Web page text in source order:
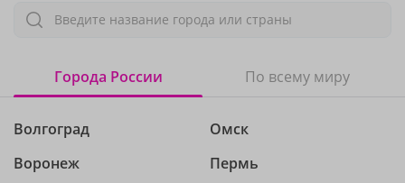
Введите название города или страны
Города России По всему миру
Волгоград
Воронеж
Омск
Пермь